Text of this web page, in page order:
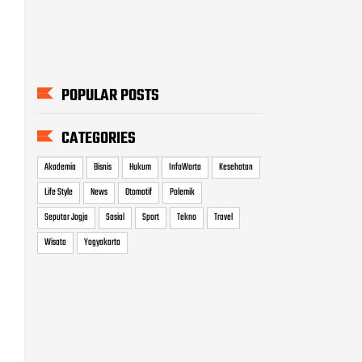
POPULAR POSTS
CATEGORIES
Akademia Bisnis Hukum InfoWarta
Kesehatan
Life Style
News Otomotif
Polemik
Seputar Jogja
Sosial Sport Tekno
Travel
Wisata
Yogyakarta